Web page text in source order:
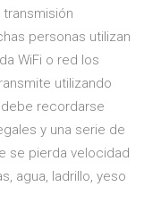
personas utilizan
WiFi o red los
utilizando
debe recordarse
y una serie de
se pierda velocidad
agua, ladrillo, yeso